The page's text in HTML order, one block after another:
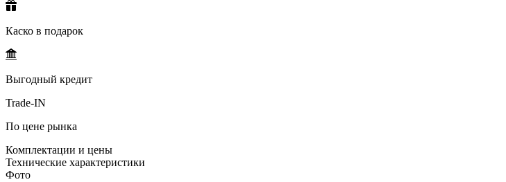
Каско в подарок
Выгодный кредит
Trade-IN
По цене рынка
Комплектации и цены
Технические характеристики
Фото